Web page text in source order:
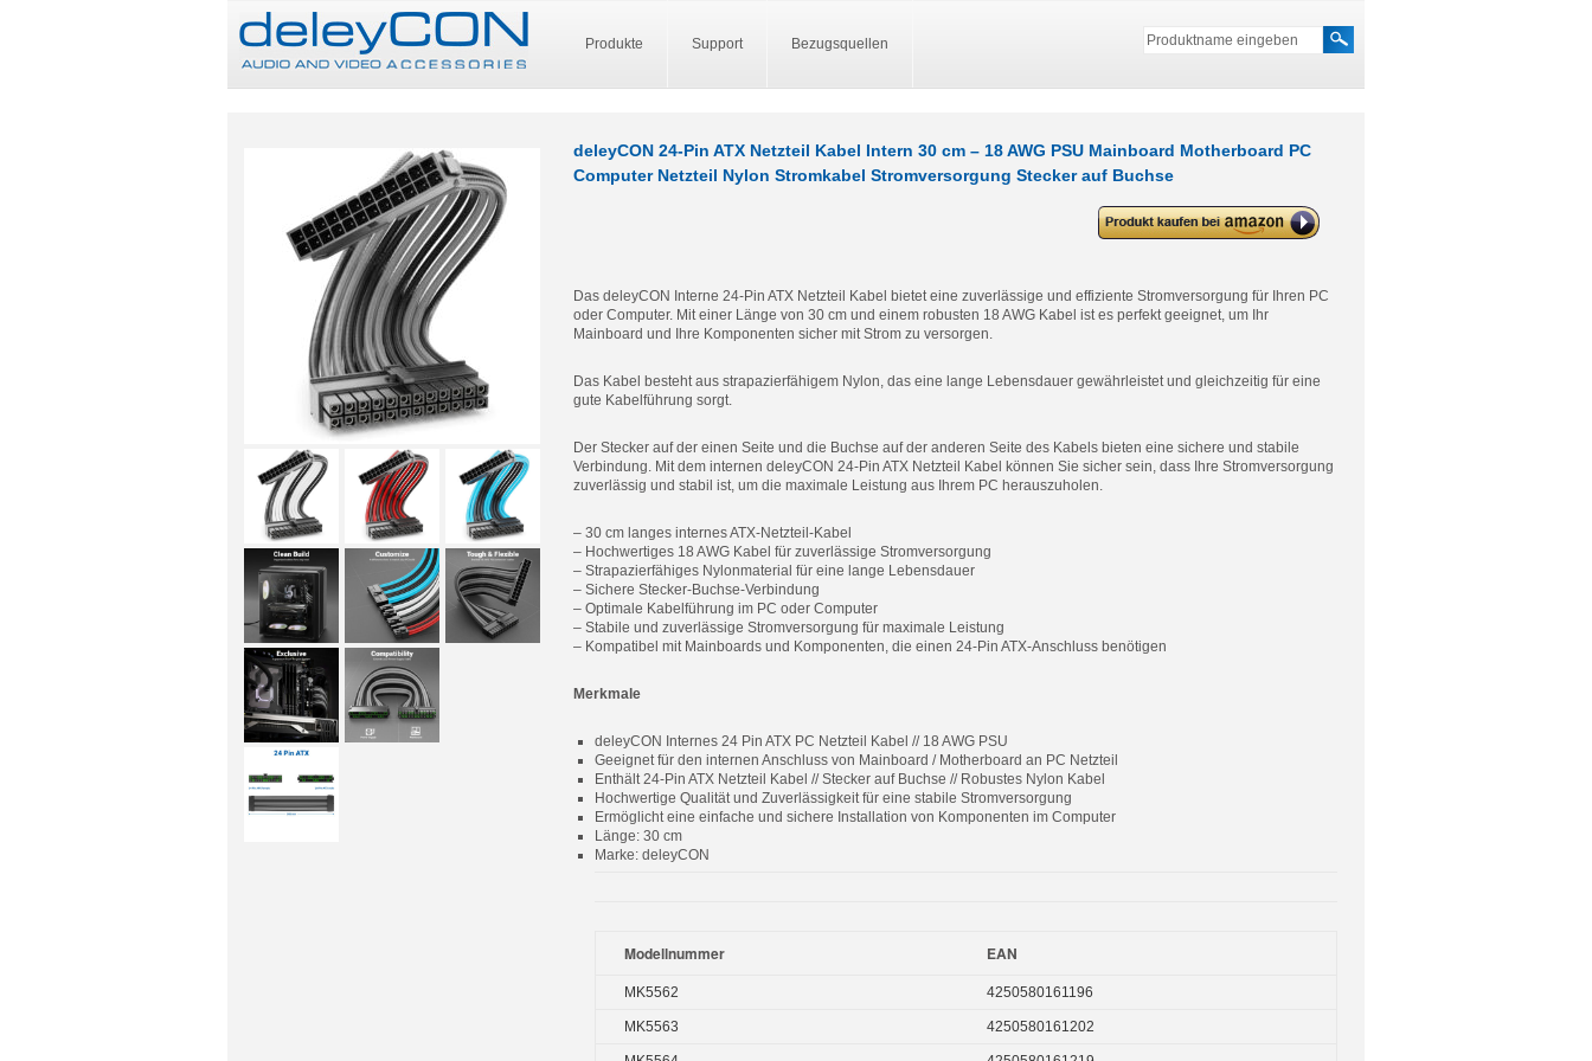
Produkte Support Bezugsquellen
deleyCON 24-Pin ATX Netzteil Kabel Intern 30 cm – 18 AWG PSU Mainboard Motherboard PC
Computer Netzteil Nylon Stromkabel Stromversorgung Stecker auf Buchse
deleyCON 24-Pin ATX Netzteil
Kabel Intern 30 cm – 18 AWG PSU
Stromkabel Stromversorgung
Stecker auf Buchse
Das deleyCON Interne 24-Pin ATX Netzteil Kabel bietet eine zuverlässige und effiziente Stromversorgung für Ihren PC
oder Computer. Mit einer Länge von 30 cm und einem robusten 18 AWG Kabel ist es perfekt geeignet, um Ihr
Mainboard und Ihre Komponenten sicher mit Strom zu versorgen.
Das Kabel besteht aus strapazierfähigem Nylon, das eine lange Lebensdauer gewährleistet und gleichzeitig für eine
gute Kabelführung sorgt.
Der Stecker auf der einen Seite und die Buchse auf der anderen Seite des Kabels bieten eine sichere und stabile
Verbindung. Mit dem internen deleyCON 24-Pin ATX Netzteil Kabel können Sie sicher sein, dass Ihre Stromversorgung
zuverlässig und stabil ist, um die maximale Leistung aus Ihrem PC herauszuholen.
– 30 cm langes internes ATX-Netzteil-Kabel
– Hochwertiges 18 AWG Kabel für zuverlässige Stromversorgung
– Strapazierfähiges Nylonmaterial für eine lange Lebensdauer
– Sichere Stecker-Buchse-Verbindung
– Optimale Kabelführung im PC oder Computer
– Stabile und zuverlässige Stromversorgung für maximale Leistung
– Kompatibel mit Mainboards und Komponenten, die einen 24-Pin ATX-Anschluss benötigen
Merkmale
deleyCON Internes 24 Pin ATX PC Netzteil Kabel // 18 AWG PSU
Geeignet für den internen Anschluss von Mainboard / Motherboard an PC Netzteil
Enthält 24-Pin ATX Netzteil Kabel // Stecker auf Buchse // Robustes Nylon Kabel
Hochwertige Qualität und Zuverlässigkeit für eine stabile Stromversorgung
Ermöglicht eine einfache und sichere Installation von Komponenten im Computer
Länge: 30 cm
Marke: deleyCON
Modellnummer EAN
MK5562 4250580161196
MK5563 4250580161202